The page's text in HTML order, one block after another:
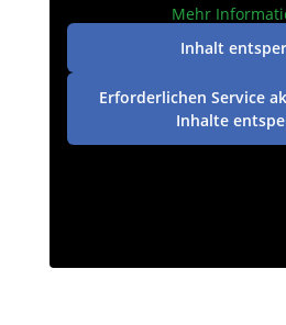
Mehr
Inhalt
Erforderlichen Service
Inhalte